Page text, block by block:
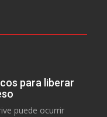
para liberar
puede ocurrir